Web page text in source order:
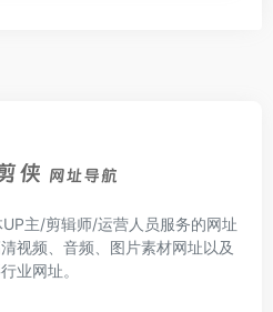
主/剪辑师/运营人员服务的网址
视频、音频、图片素材网址以及
业网址。